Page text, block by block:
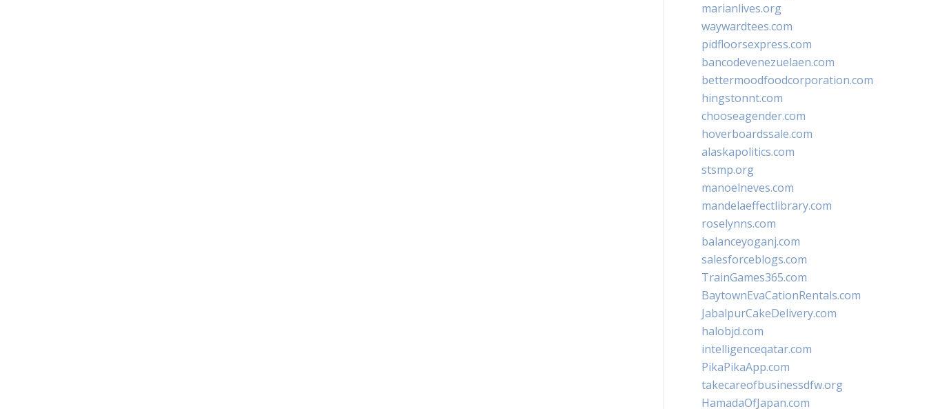
marianlives.org
waywardtees.com
pidfloorsexpress.com
bancodevenezuelaen.com
bettermoodfoodcorporation.com
hingstonnt.com
chooseagender.com
hoverboardssale.com
alaskapolitics.com
stsmp.org
manoelneves.com
mandelaeffectlibrary.com
roselynns.com
balanceyoganj.com
salesforceblogs.com
TrainGames365.com
BaytownEvaCationRentals.com
JabalpurCakeDelivery.com
halobjd.com
intelligenceqatar.com
PikaPikaApp.com
takecareofbusinessdfw.org
HamadaOfJapan.com